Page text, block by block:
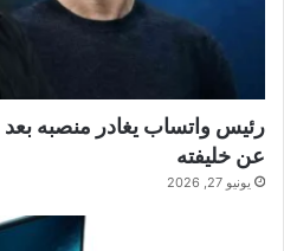
عن خليفته
يونيو 27, 2026